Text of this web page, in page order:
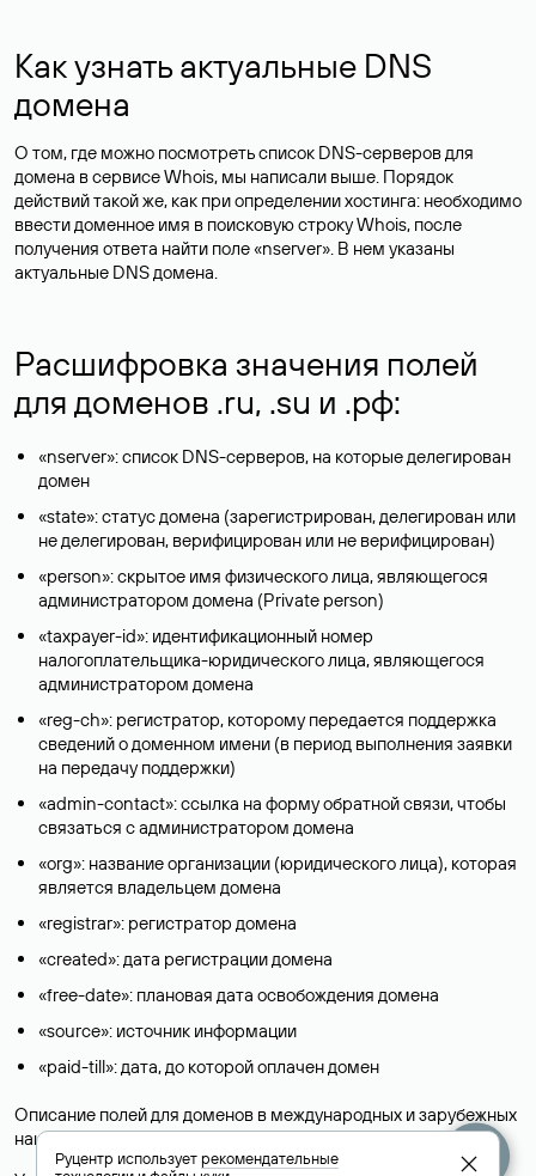
Как узнать актуальные DNS
домена
О том, где можно посмотреть список DNS-серверов для
домена в сервисе Whois, мы написали выше. Порядок
действий такой же, как при определении хостинга: необходимо
ввести доменное имя в поисковую строку Whois, после
получения ответа найти поле «nserver». В нем указаны
актуальные DNS домена.
Расшифровка значения полей
для доменов .ru, .su и .рф:
«nserver»: список DNS-серверов, на которые делегирован
домен
«state»: статус домена (зарегистрирован, делегирован или
не делегирован, верифицирован или не верифицирован)
«person»: скрытое имя физического лица, являющегося
администратором домена (Privatе person)
«taxpayer-id»: идентификационный номер
налогоплательщика-юридического лица, являющегося
администратором домена
«reg-ch»: регистратор, которому передается поддержка
сведений о доменном имени (в период выполнения заявки
на передачу поддержки)
«admin-contact»: ссылка на форму обратной связи, чтобы
связаться с администратором домена
«org»: название организации (юридического лица), которая
является владельцем домена
«registrar»: регистратор домена
«created»: дата регистрации домена
«free-date»: плановая дата освобождения домена
«source»: источник информации
«paid-till»: дата, до которой оплачен домен
Описание полей для доменов в международных и зарубежных
национальных доменах представлены в разделе «Помощь».
Руцентр используетрекомендательные